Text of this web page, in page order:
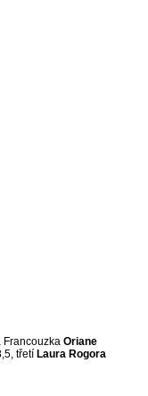
Francouzka Oriane
třetí Laura Rogora